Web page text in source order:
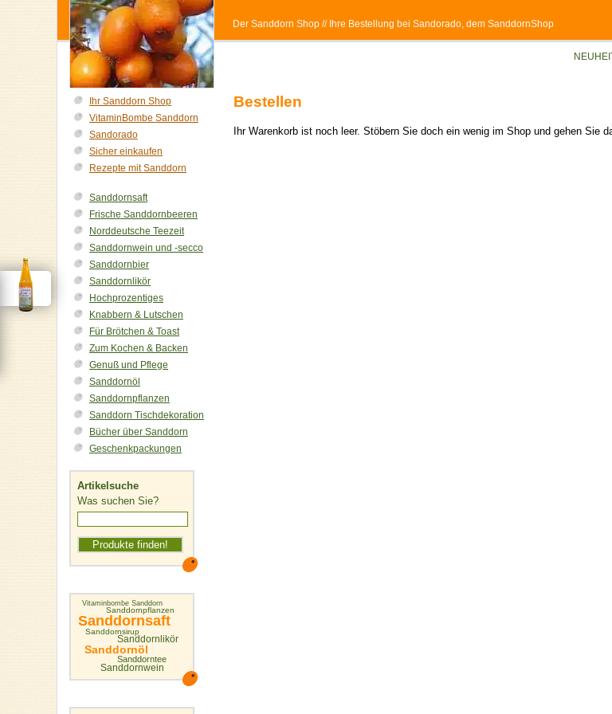
Der Sanddorn Shop // Ihre Bestellung bei Sandorado, dem SanddornShop
Ihr Sanddorn Shop
VitaminBombe Sanddorn
Sandorado
Sicher einkaufen
Rezepte mit Sanddorn
Sanddornsaft
Frische Sanddornbeeren
Norddeutsche Teezeit
Sanddornwein und -secco
Sanddornbier
Sanddornlikör
Hochprozentiges
Knabbern & Lutschen
Für Brötchen & Toast
Zum Kochen & Backen
Genuß und Pflege
Sanddornöl
Sanddornpflanzen
Sanddorn Tischdekoration
Bücher über Sanddorn
Geschenkpackungen
Artikelsuche
Was suchen Sie?
Vitaminbombe Sanddorn
Sanddornpflanzen
Sanddornsaft
Sanddornsirup
Sanddornlikör
Sanddornöl
Sanddorntee
Sanddornwein
Bestellen
Ihr Warenkorb ist noch leer. Stöbern Sie doch ein wenig im Shop und gehen Sie